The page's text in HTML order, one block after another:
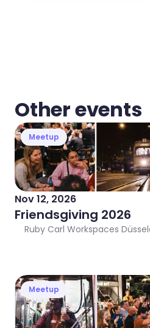
Other events
Nov 12, 2026
Friendsgiving 2026
Ruby Carl Workspaces
Meetup
Meetup